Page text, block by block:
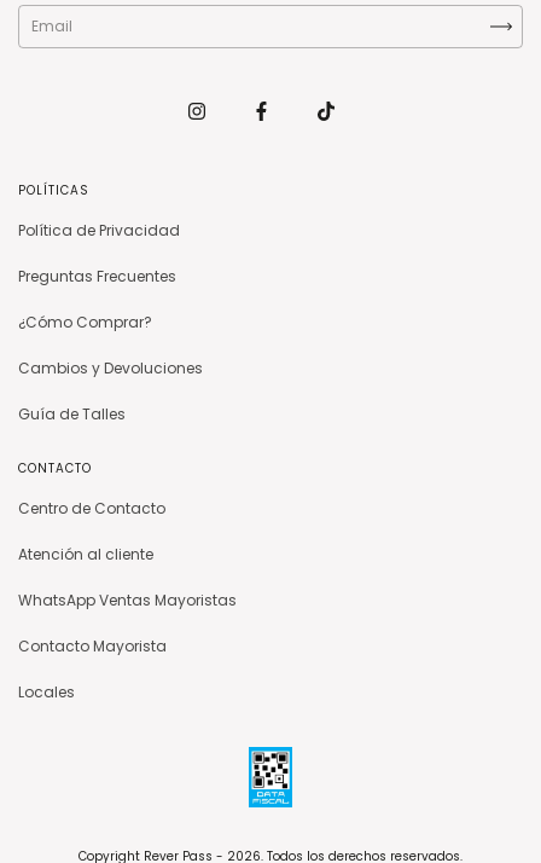
POLÍTICAS
Política de Privacidad
Preguntas Frecuentes
¿Cómo Comprar?
Cambios y Devoluciones
Guía de Talles
CONTACTO
Centro de Contacto
Atención al cliente
WhatsApp Ventas Mayoristas
Contacto Mayorista
Locales
Copyright Rever Pass - 2026. Todos los derechos reservados.